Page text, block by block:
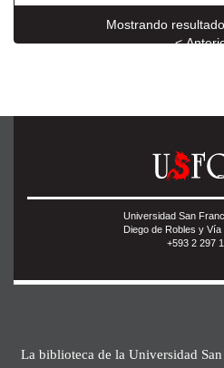
Mostrando
<
Universidad San
Diego de Robles y
+593 2 297
La biblioteca de la Universidad